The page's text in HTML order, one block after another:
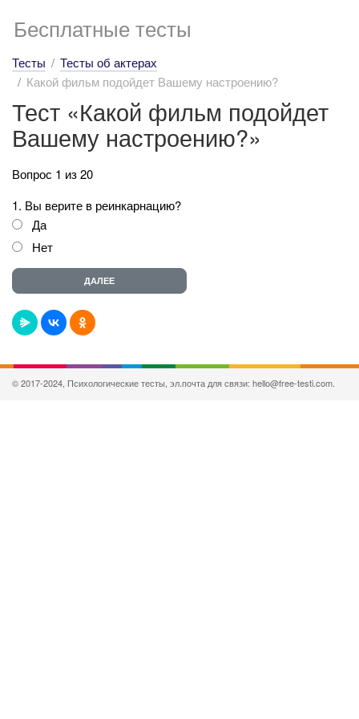
Бесплатные тесты
Тесты
Тесты об актерах
Какой фильм подойдет Вашему настроению?
Тест «Какой фильм подойдет
Вашему настроению?»
Вопрос 1 из 20
1. Вы верите в реинкарнацию?
Да
Нет
© 2017-2024, Психологические тесты, эл.почта для связи: hello@free-testi.com.